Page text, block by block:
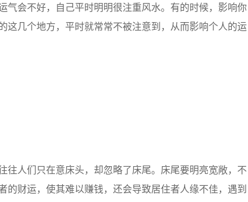
气会不好，自己平时明明很注重风水。有的时候，影响你
这几个地方，平时就常常不被注意到，从而影响个人的运
人们只在意床头，却忽略了床尾。床尾要明亮宽敞，不
财运，使其难以赚钱，还会导致居住者人缘不佳，遇到